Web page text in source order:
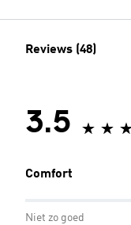
Reviews (48)
3.5
Comfort
Niet zo goed